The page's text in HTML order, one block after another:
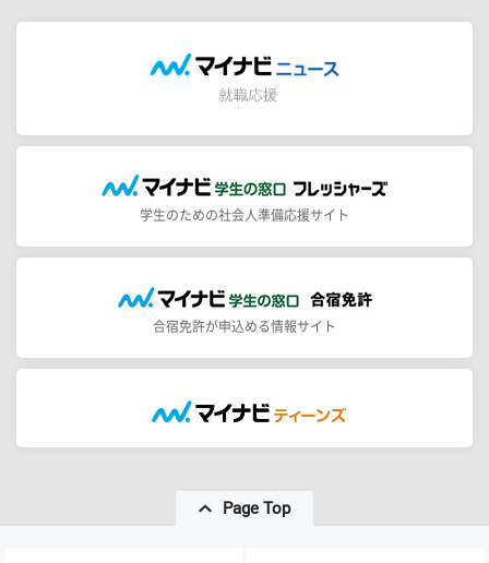
学生のための社会人準備応援サイト
合宿免許が申込める情報サイト
Page Top